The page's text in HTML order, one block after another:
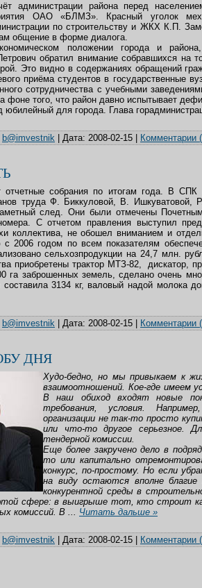
администрации района перед
ОАО «БЛМЗ». Красный уголок
по строительству и ЖКХ К.П.
общение в форме диалога.
положении города и
обратил внимание собравшихся на
Это видно в содержаниях обращений
приёма студентов в государственные
сотрудничества с учебными
фоне того, что район давно испытывает
юбилейный для города. Глава
b@imvestnik Дата: 2008-02-15 Комментарии
отчетные собрания по итогам года. В
труда Ф. Биккуловой, В. Ишкуватовой,
след. Они были отмечены
С отчетом правления выступил
коллектива, не обошел вниманием и
2006 годом по всем показателям
сельхозпродукции на 24,7 млн.
приобретены трактор МТЗ-82, дискатор,
га заброшенных земель, сделано очень
составила 3134 кг, валовый надой молока
b@imvestnik Дата: 2008-02-15 Комментарии
ДНЯ
Худо-бедно, но мы привыкаем к
взаимоотношений. Кое-где имеем
В наш обиход входят новые
требования, условия.
организации не так-то просто
или что-то другое серьезное.
тендерной комиссии.
Еще более закручено дело в
то или капитально
конкурс, по-простому. Но если
на виду остаются вполне благие
конкурентной среды в
сфере: в выигрыше тот, кто строит
комиссий. В ... Читать дальше »
b@imvestnik Дата: 2008-02-15 Комментарии